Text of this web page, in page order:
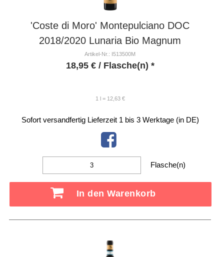
'Coste di Moro' Montepulciano DOC
2018/2020 Lunaria Bio Magnum
Artikel-Nr.: I513500M
18,95 €/ Flasche(n) *
1 l = 12,63 €
Sofort versandfertig Lieferzeit 1 bis 3 Werktage (in DE)
Flasche(n)
In den Warenkorb